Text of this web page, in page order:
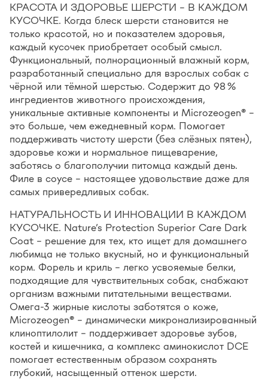
КРАСОТА И ЗДОРОВЬЕ ШЕРСТИ – В КАЖДОМ
КУСОЧКЕ. Когда блеск шерсти становится не
только красотой, но и показателем здоровья,
каждый кусочек приобретает особый смысл.
Функциональный, полнорационный влажный корм,
разработанный специально для взрослых собак с
чёрной или тёмной шерстью. Содержит до 98 %
ингредиентов животного происхождения,
уникальные активные компоненты и Microzeogen® –
это больше, чем ежедневный корм. Помогает
поддерживать чистоту шерсти (без слёзных пятен),
здоровье кожи и нормальное пищеварение,
заботясь о благополучии питомца каждый день.
Филе в соусе – настоящее удовольствие даже для
самых привередливых собак.
НАТУРАЛЬНОСТЬ И ИННОВАЦИИ В КАЖДОМ
КУСОЧКЕ. Nature’s Protection Superior Care Dark
Coat – решение для тех, кто ищет для домашнего
любимца не только вкусный, но и функциональный
корм. Форель и криль – легко усвояемые белки,
подходящие для чувствительных собак, снабжают
организм важными питательными веществами.
Омега-3 жирные кислоты заботятся о коже,
Microzeogen® – динамически микронализированный
клиноптилолит – поддерживает здоровье зубов,
костей и кишечника, а комплекс аминокислот DCE
помогает естественным образом сохранять
глубокий, насыщенный оттенок шерсти.